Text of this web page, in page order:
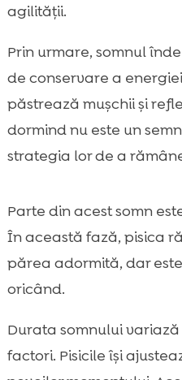
agilității.
Prin urmare, somnul
de conservare a
păstrează mușchii și
dormind nu este un
strategia lor de a
Parte din acest somn
În această fază, pisica
părea adormită, dar
oricând.
Durata somnului
factori. Pisicile își